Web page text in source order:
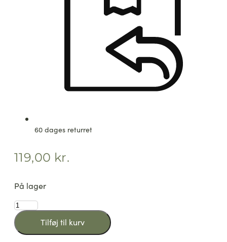
60 dages returret
119,00 kr.
På lager
ËSSENTIALS
Ultra
High-
Speed
Tilføj til kurv